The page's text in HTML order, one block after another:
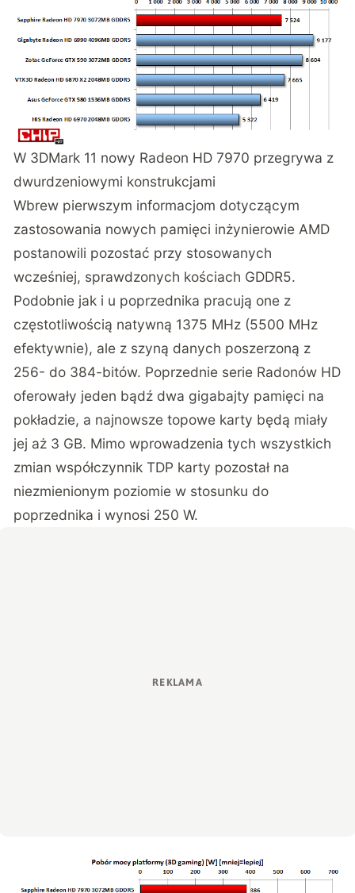
W 3DMark 11 nowy Radeon HD 7970 przegrywa z
dwurdzeniowymi konstrukcjami
Wbrew pierwszym informacjom dotyczącym
zastosowania nowych pamięci inżynierowie AMD
postanowili pozostać przy stosowanych
wcześniej, sprawdzonych kościach GDDR5.
Podobnie jak i u poprzednika pracują one z
częstotliwością natywną 1375 MHz (5500 MHz
efektywnie), ale z szyną danych poszerzoną z
256- do 384-bitów. Poprzednie serie Radonów HD
oferowały jeden bądź dwa gigabajty pamięci na
pokładzie, a najnowsze topowe karty będą miały
jej aż 3 GB. Mimo wprowadzenia tych wszystkich
zmian współczynnik TDP karty pozostał na
niezmienionym poziomie w stosunku do
poprzednika i wynosi 250 W.